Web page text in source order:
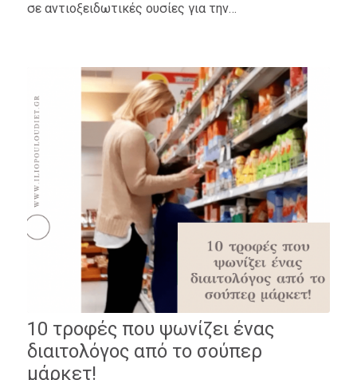
σε αντιοξειδωτικές ουσίες για την…
10 τροφές που ψωνίζει ένας
διαιτολόγος από το σούπερ
μάρκετ!